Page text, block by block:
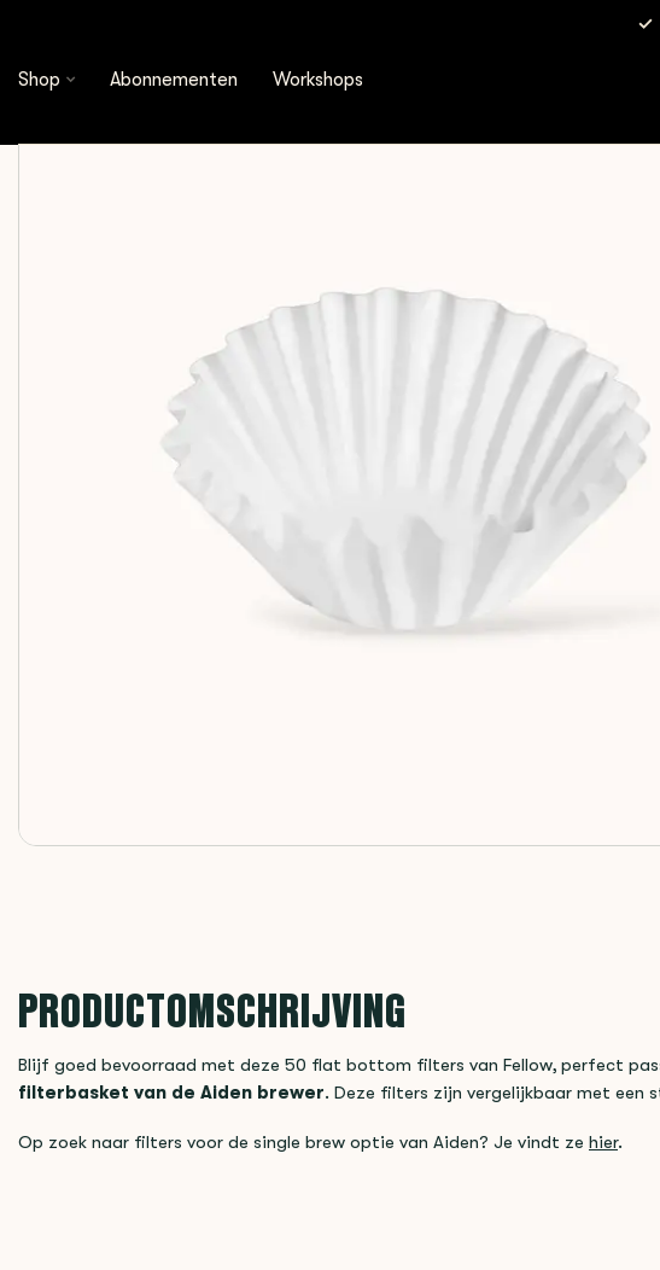
Shop Abonnementen Workshops
Fellow - Aiden | Flat Bottom
PRODUCTOMSCHRIJVING
Blijf goed bevoorraad met deze 50 flat bottom filters van Fellow, perfect
filterbasket van de Aiden brewer. Deze filters zijn vergelijkbaar met een
Op zoek naar filters voor de single brew optie van Aiden? Je vindt ze hier.